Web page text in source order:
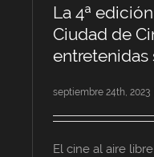
La 4ª
Ciudad de
entretenidas
septiembre 24th, 2023
El cine al aire